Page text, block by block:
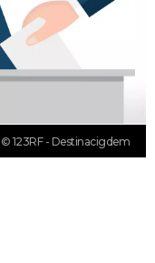
© 123RF - Destinacigdem